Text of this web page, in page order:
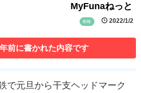
MyFunaねっと
船橋 2022/1/2
前に書かれた内容です
で元旦から干支ヘッドマーク